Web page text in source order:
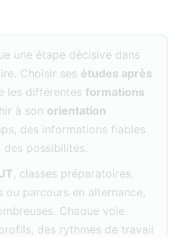
une étape décisive dans
Choisir ses études après
les différentes formations
à son orientation
des informations fiables
possibilités.
, classes préparatoires,
ou parcours en alternance,
Chaque voie
des rythmes de travail